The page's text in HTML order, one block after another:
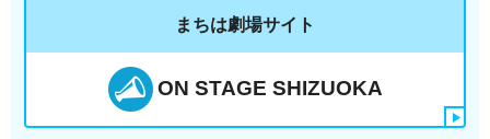
まちは劇場サイト
ON STAGE SHIZUOKA